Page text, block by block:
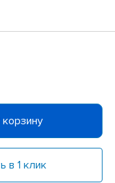
корзину
в 1 клик